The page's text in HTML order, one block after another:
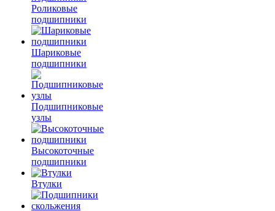
Роликовые
подшипники
Шариковые
подшипники
Подшипниковые
узлы
Высокоточные
подшипники
Втулки